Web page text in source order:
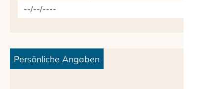
Persönliche Angaben